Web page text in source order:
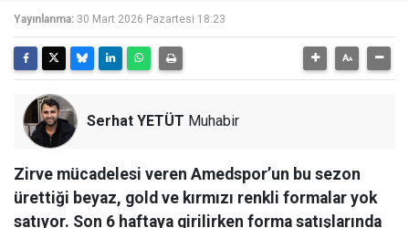
Yayınlanma: 30 Mart 2026 Pazartesi 18:23
Serhat YETÜT Muhabir
Zirve mücadelesi veren Amedspor’un bu sezon
ürettiği beyaz, gold ve kırmızı renkli formalar yok
satıyor. Son 6 haftaya girilirken forma satışlarında